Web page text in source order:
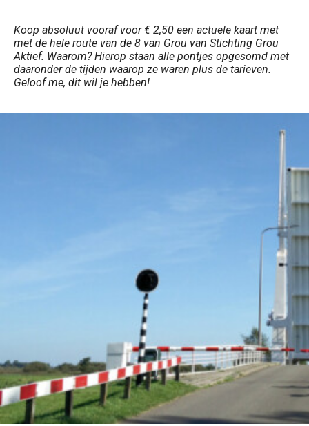
Koop absoluut vooraf voor € 2,50 een actuele kaart met
met de hele route van de 8 van Grou van Stichting Grou
Aktief. Waarom? Hierop staan alle pontjes opgesomd met
daaronder de tijden waarop ze waren plus de tarieven.
Geloof me, dit wil je hebben!